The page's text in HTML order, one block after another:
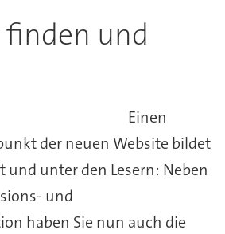
finden und
Einen
der neuen Website bildet
und unter den Lesern: Neben
und
haben Sie nun auch die